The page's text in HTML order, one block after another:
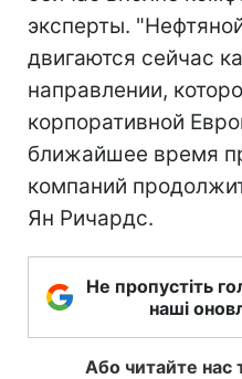
эксперты.
двигаются сейчас
направлении,
корпоративной
ближайшее время
компаний
Ян Ричардс.
Не пропустіть
наші
Або читайте нас